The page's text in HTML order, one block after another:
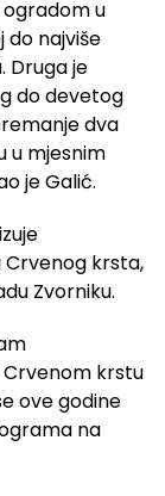
u
do najviše
Druga je
do devetog
dva
u mjesnim
je Galić.
krsta,
Zvorniku.
krstu
ove godine
na